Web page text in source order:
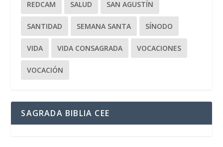
REDCAM SALUD SAN AGUSTÍN
SANTIDAD SEMANA SANTA SÍNODO
VIDA VIDA CONSAGRADA VOCACIONES
VOCACIÓN
SAGRADA BIBLIA CEE